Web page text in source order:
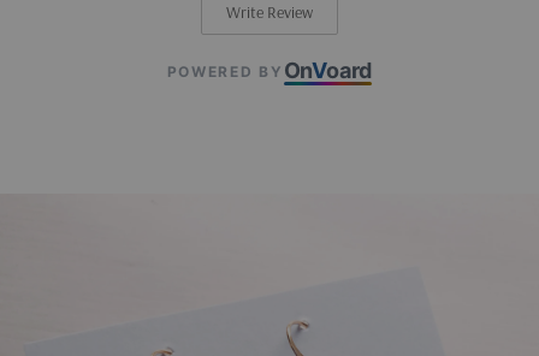
Write Review
POWERED BY OnVoard